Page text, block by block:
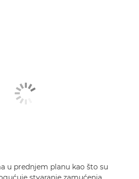
u prednjem planu kao što su